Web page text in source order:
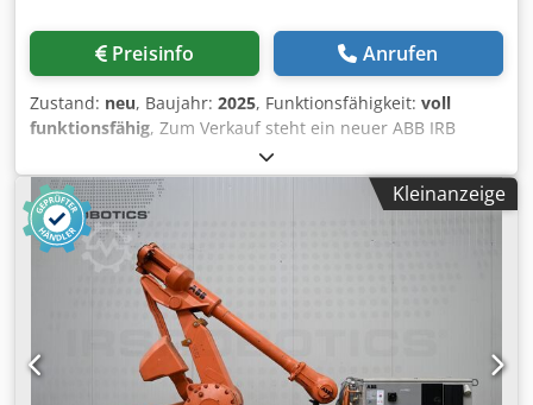
Preisinfo Anrufen
Zustand: neu, Baujahr: 2025, Funktionsfähigkeit: voll
funktionsfähig, Zum Verkauf steht ein neuer ABB IRB
6700-150/3.20 >>ORIGINAL VERPACKT BAUJAHR 2025
Manipulator: 435-114 Variante: IRB 6700-150/3.20 209-202
Manipulatorfarbe: ABB Graphite White std 287-4
Ausführung: Standard Ausführung 334-1 ABB Logo auf
Manipulator: Mit ABB-Logo 1999-1 Standard calibration
method: Axis Calibration Basis: 700-3 Steuerungsvarianten
IRC5: Single Cabinet Controller (Einzelschrank-Steuerung)
IRC5 129-1 Elektromagnetische Verträglichkeit (EMV): Für
CE Kennzeichnung vorbereitet. 769-2
Versorgungsspannung: Versorgungsspannung 400V 752-2
Kleinanzeige